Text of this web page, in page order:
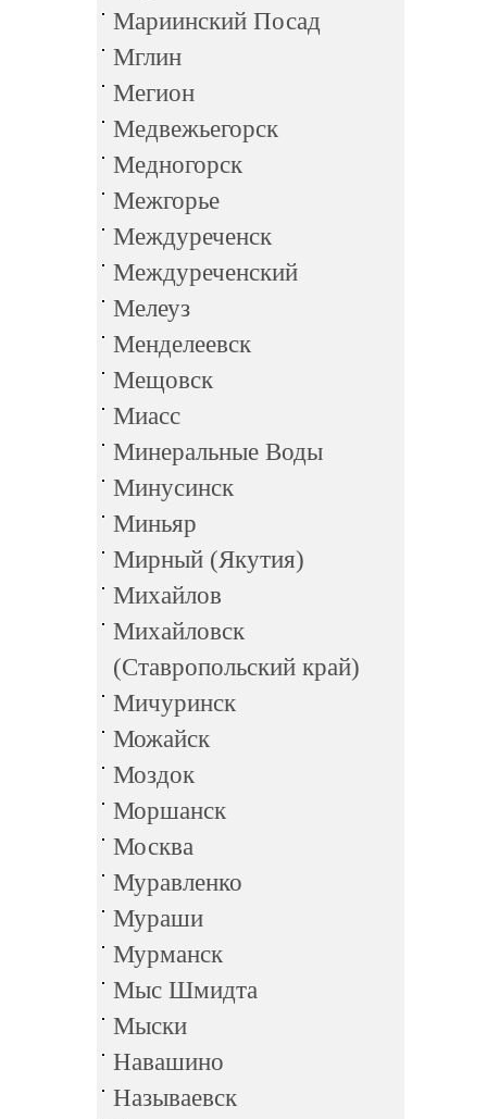
Мариинский Посад
Мглин
Мегион
Медвежьегорск
Медногорск
Межгорье
Междуреченск
Междуреченский
Мелеуз
Менделеевск
Мещовск
Миасс
Минеральные Воды
Минусинск
Миньяр
Мирный (Якутия)
Михайлов
Михайловск
(Ставропольский край)
Мичуринск
Можайск
Моздок
Моршанск
Москва
Муравленко
Мураши
Мурманск
Мыс Шмидта
Мыски
Навашино
Называевск